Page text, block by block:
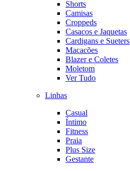
Shorts
Camisas
Croppeds
Casacos e Jaquetas
Cardigans e Sueters
Macacões
Blazer e Coletes
Moletom
Ver Tudo
Linhas
Casual
Íntimo
Fitness
Praia
Plus Size
Gestante